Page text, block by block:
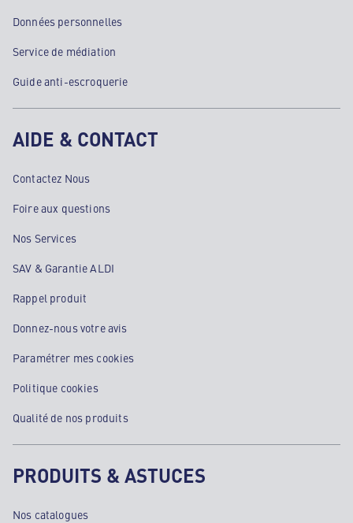
Données personnelles
Service de médiation
Guide anti-escroquerie
AIDE & CONTACT
Contactez Nous
Foire aux questions
Nos Services
SAV & Garantie ALDI
Rappel produit
Donnez-nous votre avis
Paramétrer mes cookies
Politique cookies
Qualité de nos produits
PRODUITS & ASTUCES
Nos catalogues